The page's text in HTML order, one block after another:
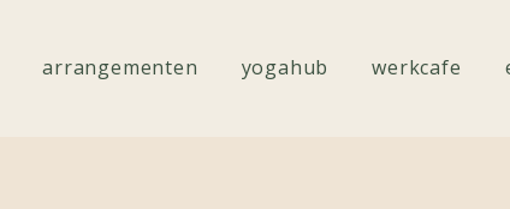
arrangementen yogahub werkcafe